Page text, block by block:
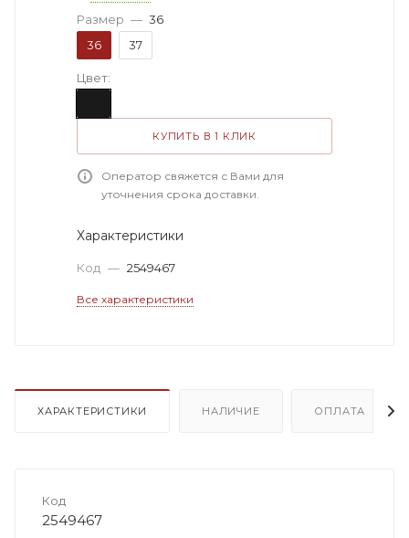
Размер — 36
36
37
Цвет:
КУПИТЬ В 1 КЛИК
Оператор свяжется с Вами для
уточнения срока доставки.
Характеристики
Код — 2549467
Все характеристики
ХАРАКТЕРИСТИКИ НАЛИЧИЕ ОПЛАТА
Код
2549467